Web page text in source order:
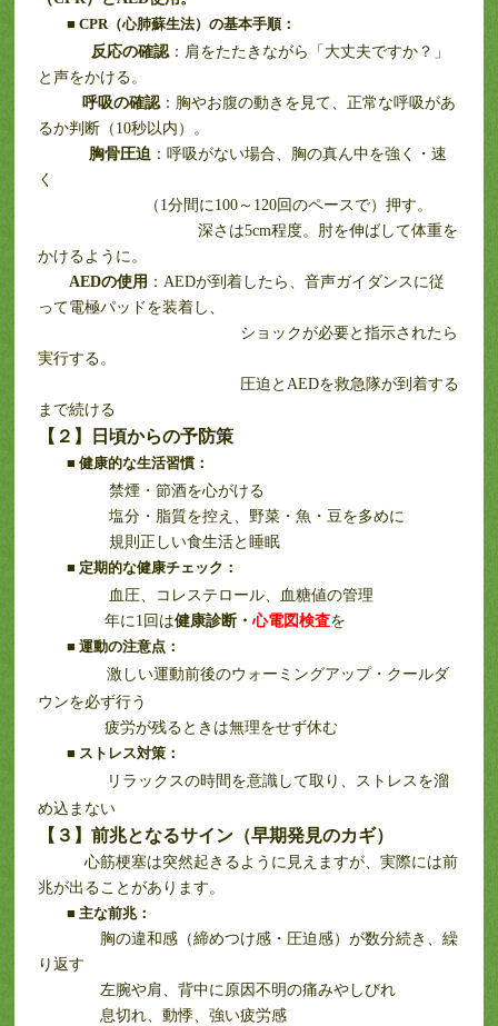
■ CPR（心肺蘇生法）の基本手順：
反応の確認：肩をたたきながら「大丈夫ですか？」
と声をかける。
呼吸の確認：胸やお腹の動きを見て、正常な呼吸があ
るか判断（10秒以内）。
胸骨圧迫 ：呼吸がない場合、胸の真ん中を強く・速
く
（1分間に100～120回のペースで）押す。
深さは5cm程度。肘を伸ばして体重を
かけるように。
AEDの使用 ：AEDが到着したら、音声ガイダンスに従
って電極パッドを装着し、
ショックが必要と指示されたら
実行する。
圧迫とAEDを救急隊が到着する
まで続ける
【２】日頃からの予防策
■健康的な生活習慣：
禁煙・節酒を心がける
塩分・脂質を控え、野菜・魚・豆を多めに
規則正しい食生活と睡眠
■ 定期的な健康チェック：
血圧、コレステロール、血糖値の管理
年に1回は健康診断・心電図検査を
■運動の注意点：
激しい運動前後のウォーミングアップ・クールダ
ウンを必ず行う
疲労が残るときは無理をせず休む
■ ストレス対策：
リラックスの時間を意識して取り、ストレスを溜
め込まない
【３】前兆となるサイン（早期発見のカギ）
心筋梗塞は突然起きるように見えますが、実際には前
兆が出ることがあります。
■主な前兆：
胸の違和感（締めつけ感・圧迫感）が数分続き、繰
り返す
左腕や肩、背中に原因不明の痛みやしびれ
息切れ、動悸、強い疲労感